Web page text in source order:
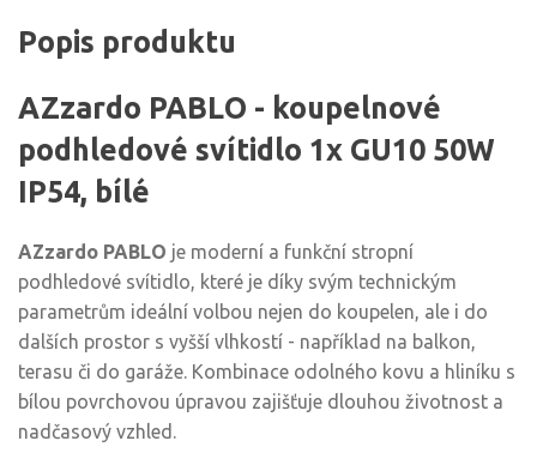
Popis produktu
AZzardo PABLO - koupelnové
podhledové svítidlo 1x GU10 50W
IP54, bílé
AZzardo PABLO je moderní a funkční stropní
podhledové svítidlo, které je díky svým technickým
parametrům ideální volbou nejen do koupelen, ale i do
dalších prostor s vyšší vlhkostí - například na balkon,
terasu či do garáže. Kombinace odolného kovu a hliníku s
bílou povrchovou úpravou zajišťuje dlouhou životnost a
nadčasový vzhled.